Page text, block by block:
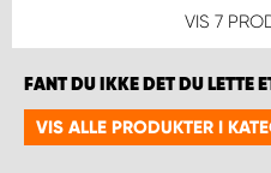
VIS 7
FANT DU IKKE DET DU LETTE
VIS ALLE PRODUKTER I